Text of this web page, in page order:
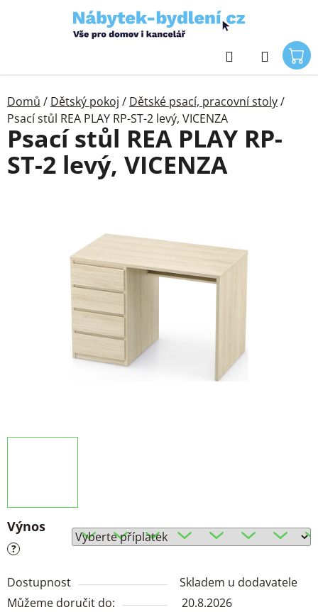
Hledat
Domů / Dětský pokoj / Dětské psací, pracovní stoly/
Psací stůl REA PLAY RP-ST-2 levý, VICENZA
Výnos
?
Dostupnost
Skladem u dodavatele
Můžeme doručit do:
20.8.2026
Psací stůl REA PLAY RP-
ST-2 levý, VICENZA